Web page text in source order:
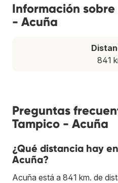
Información
- Acuña
841
Preguntas
Tampico - Acuña
¿Qué distancia hay
Acuña?
Acuña está a 841 km. de